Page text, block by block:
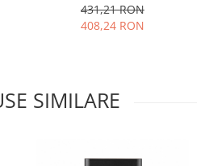
431,21 RON
408,24 RON
SIMILARE